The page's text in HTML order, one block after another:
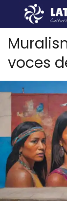
voces